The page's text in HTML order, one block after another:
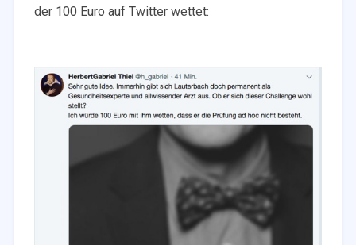
der 100 Euro auf Twitter wettet: